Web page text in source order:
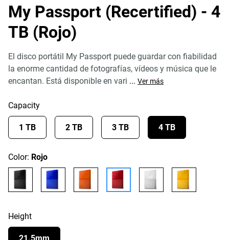
My Passport (Recertified) - 4
TB (Rojo)
El disco portátil My Passport puede guardar con fiabilidad
la enorme cantidad de fotografías, vídeos y música que le
encantan. Está disponible en vari ... Ver más
Capacity
1 TB 2 TB 3 TB 4 TB
Color: Rojo
Height